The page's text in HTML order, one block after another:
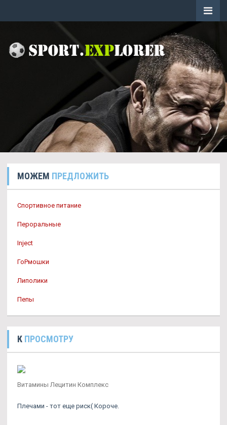
МОЖЕМ ПРЕДЛОЖИТЬ
Спортивное питание
Пероральные
Inject
ГоРмошки
Липолики
Пепы
К ПРОСМОТРУ
Витамины Лецитин Комплекс
Плечами - тот еще риск( Короче.